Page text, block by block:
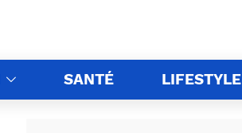
SANTÉ LIFESTYLE